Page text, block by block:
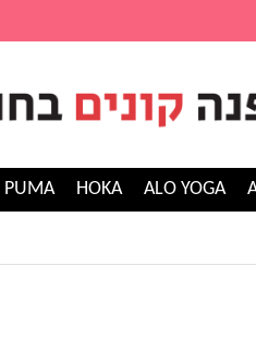
ALO YOGA
HOKA
PUMA